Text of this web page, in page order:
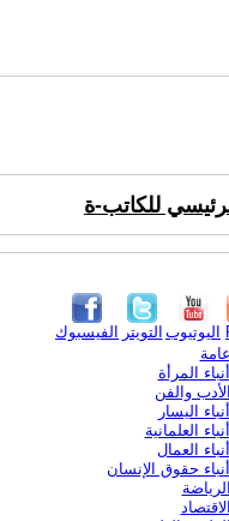
للكاتب-ة
الفيسبوك التويتر اليوتيوب
المرأة
والفن
اليسار
العلمانية
العمال
حقوق الإنسان